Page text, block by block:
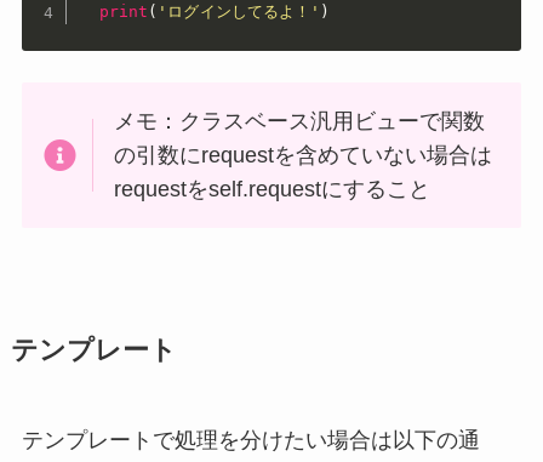
print ( 'ログインしてるよ！' )
メモ：クラスベース汎用ビューで関数
の引数にrequestを含めていない場合は
requestをself.requestにすること
テンプレート
テンプレートで処理を分けたい場合は以下の通